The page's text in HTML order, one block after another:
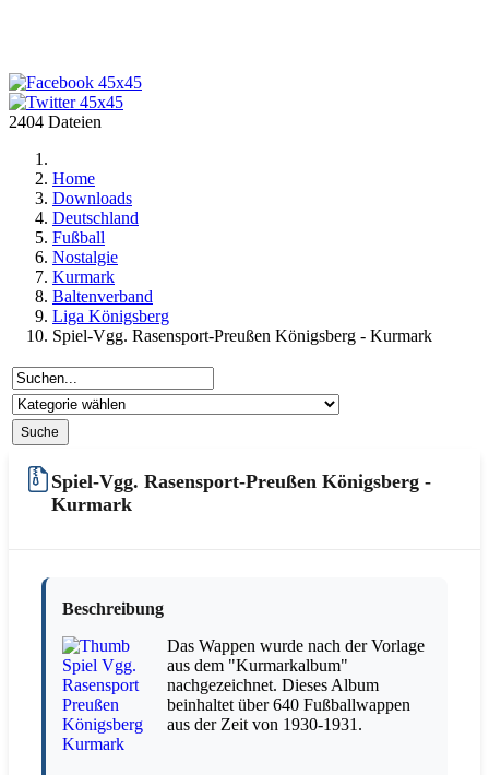
2404 Dateien
Home
Downloads
Deutschland
Fußball
Nostalgie
Kurmark
Baltenverband
Liga Königsberg
Spiel-Vgg. Rasensport-Preußen Königsberg - Kurmark
Spiel-Vgg. Rasensport-Preußen Königsberg -
Kurmark
Beschreibung
Das Wappen wurde nach der Vorlage
aus dem "Kurmarkalbum"
nachgezeichnet. Dieses Album
beinhaltet über 640 Fußballwappen
aus der Zeit von 1930-1931.